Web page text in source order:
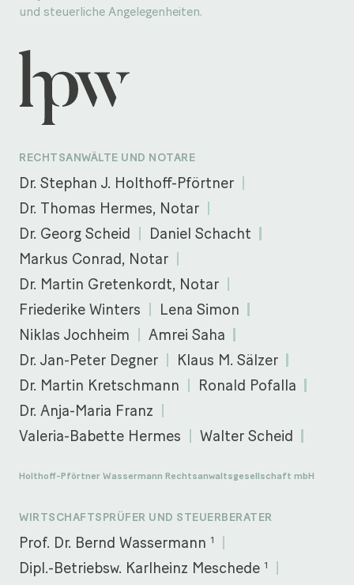
und steuerliche Angelegenheiten.
RECHTSANWÄLTE UND NOTARE
Dr. Stephan J. Holthoff-Pförtner
Dr. Thomas Hermes, Notar
Dr. Georg Scheid
Daniel Schacht
Markus Conrad, Notar
Dr. Martin Gretenkordt, Notar
Friederike Winters
Lena Simon
Niklas Jochheim
Amrei Saha
Dr. Jan-Peter Degner
Klaus M. Sälzer
Dr. Martin Kretschmann
Ronald Pofalla
Dr. Anja-Maria Franz
Valeria-Babette Hermes
Walter Scheid
Holthoff-Pförtner Wassermann Rechtsanwaltsgesellschaft mbH
WIRTSCHAFTSPRÜFER UND STEUERBERATER
Prof. Dr. Bernd Wassermann 1
Dipl.-Betriebsw. Karlheinz Meschede 1